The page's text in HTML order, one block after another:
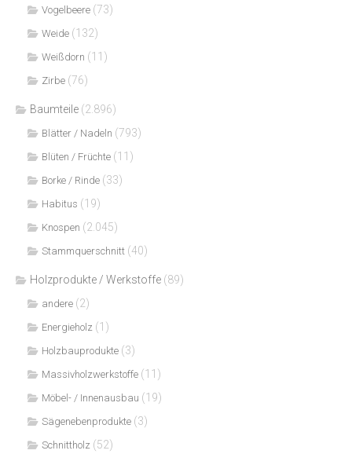
Vogelbeere (73)
Weide (132)
Weißdorn (11)
Zirbe (76)
Baumteile (2.896)
Blätter / Nadeln (793)
Blüten / Früchte (11)
Borke / Rinde (33)
Habitus (19)
Knospen (2.045)
Stammquerschnitt (40)
Holzprodukte / Werkstoffe (89)
andere (2)
Energieholz (1)
Holzbauprodukte (3)
Massivholzwerkstoffe (11)
Möbel- / Innenausbau (19)
Sägenebenprodukte (3)
Schnittholz (52)